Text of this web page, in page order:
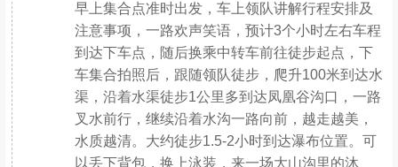
早上集合点准时出发，车上领队讲解行程安排及
注意事项，一路欢声笑语，预计3个小时左右车程
到达下车点，随后换乘中转车前往徒步起点，下
车集合拍照后，跟随领队徒步，爬升100米到达水
渠，沿着水渠徒步1公里多到达凤凰谷沟口，一路
叉水前行，继续沿着水沟一路向前，越走越美，
水质越清。大约徒步1.5-2小时到达瀑布位置。可
以丢下背包，换上泳装，来一场大山沟里的沐